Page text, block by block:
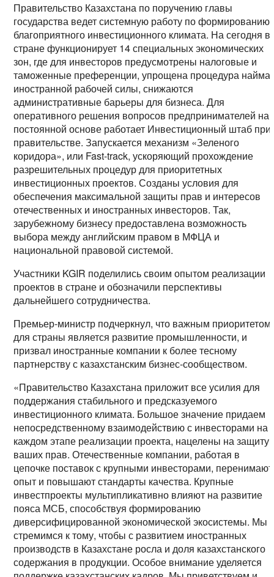
Правительство Казахстана по поручению главы
государства ведет системную работу по формированию
благоприятного инвестиционного климата. На сегодня в
стране функционирует 14 специальных экономических
зон, где для инвесторов предусмотрены налоговые и
таможенные преференции, упрощена процедура найма
иностранной рабочей силы, снижаются
административные барьеры для бизнеса. Для
оперативного решения вопросов предпринимателей на
постоянной основе работает Инвестиционный штаб при
правительстве. Запускается механизм «Зеленого
коридора», или Fast-track, ускоряющий прохождение
разрешительных процедур для приоритетных
инвестиционных проектов. Созданы условия для
обеспечения максимальной защиты прав и интересов
отечественных и иностранных инвесторов. Так,
зарубежному бизнесу предоставлена возможность
выбора между английским правом в МФЦА и
национальной правовой системой.
Участники KGIR поделились своим опытом реализации
проектов в стране и обозначили перспективы
дальнейшего сотрудничества.
Премьер-министр подчеркнул, что важным приоритетом
для страны является развитие промышленности, и
призвал иностранные компании к более тесному
партнерству с казахстанским бизнес-сообществом.
«Правительство Казахстана приложит все усилия для
поддержания стабильного и предсказуемого
инвестиционного климата. Большое значение придаем
непосредственному взаимодействию с инвесторами на
каждом этапе реализации проекта, нацелены на защиту
ваших прав. Отечественные компании, работая в
цепочке поставок с крупными инвесторами, перенимают
опыт и повышают стандарты качества. Крупные
инвестпроекты мультипликативно влияют на развитие
пояса МСБ, способствуя формированию
диверсифицированной экономической экосистемы. Мы
стремимся к тому, чтобы с развитием иностранных
производств в Казахстане росла и доля казахстанского
содержания в продукции. Особое внимание уделяется